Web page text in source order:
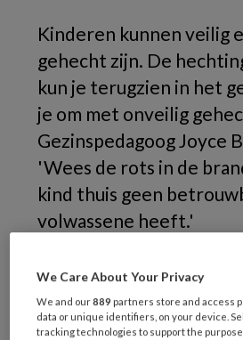
Kinderen kunnen veilig
gehecht zijn. De
kun je terugzien in het
je om met onveilig
Gezinspedagoog Joyce
'Wees de rots in de
kind thuis geen
volwassene heeft.'
We Care About Your Privacy
We and our889 partners store and access
data or unique identifiers, on your device.
tracking technologies to support the